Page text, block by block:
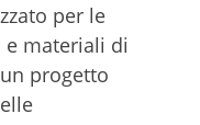
per le
materiali di
progetto